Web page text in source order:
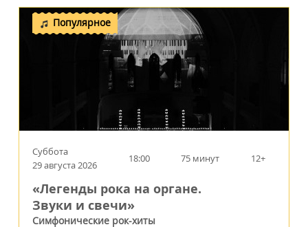
Популярное
Суббота
29 августа 2026
18:00 75 минут 12+
«Легенды рока на органе.
Звуки и свечи»
Симфонические рок-хиты